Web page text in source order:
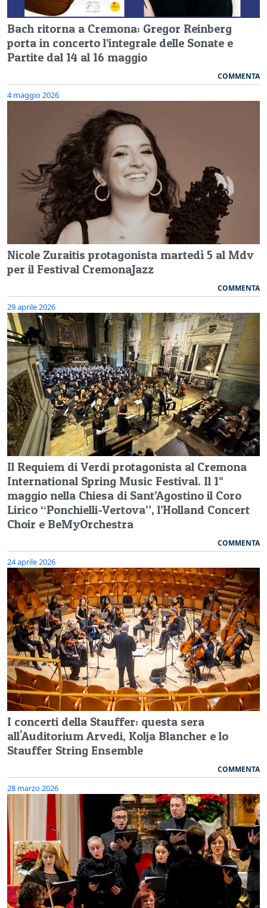
Bach ritorna a Cremona: Gregor Reinberg
porta in concerto l’integrale delle Sonate e
Partite dal 14 al 16 maggio
COMMENTA
4 maggio 2026
Nicole Zuraitis protagonista martedì 5 al Mdv
per il Festival CremonaJazz
COMMENTA
29 aprile 2026
Il Requiem di Verdi protagonista al Cremona
International Spring Music Festival. Il 1°
maggio nella Chiesa di Sant’Agostino il Coro
Lirico “Ponchielli-Vertova”, l’Holland Concert
Choir e BeMyOrchestra
COMMENTA
24 aprile 2026
I concerti della Stauffer: questa sera
all'Auditorium Arvedi, Kolja Blancher e lo
Stauffer String Ensemble
COMMENTA
28 marzo 2026